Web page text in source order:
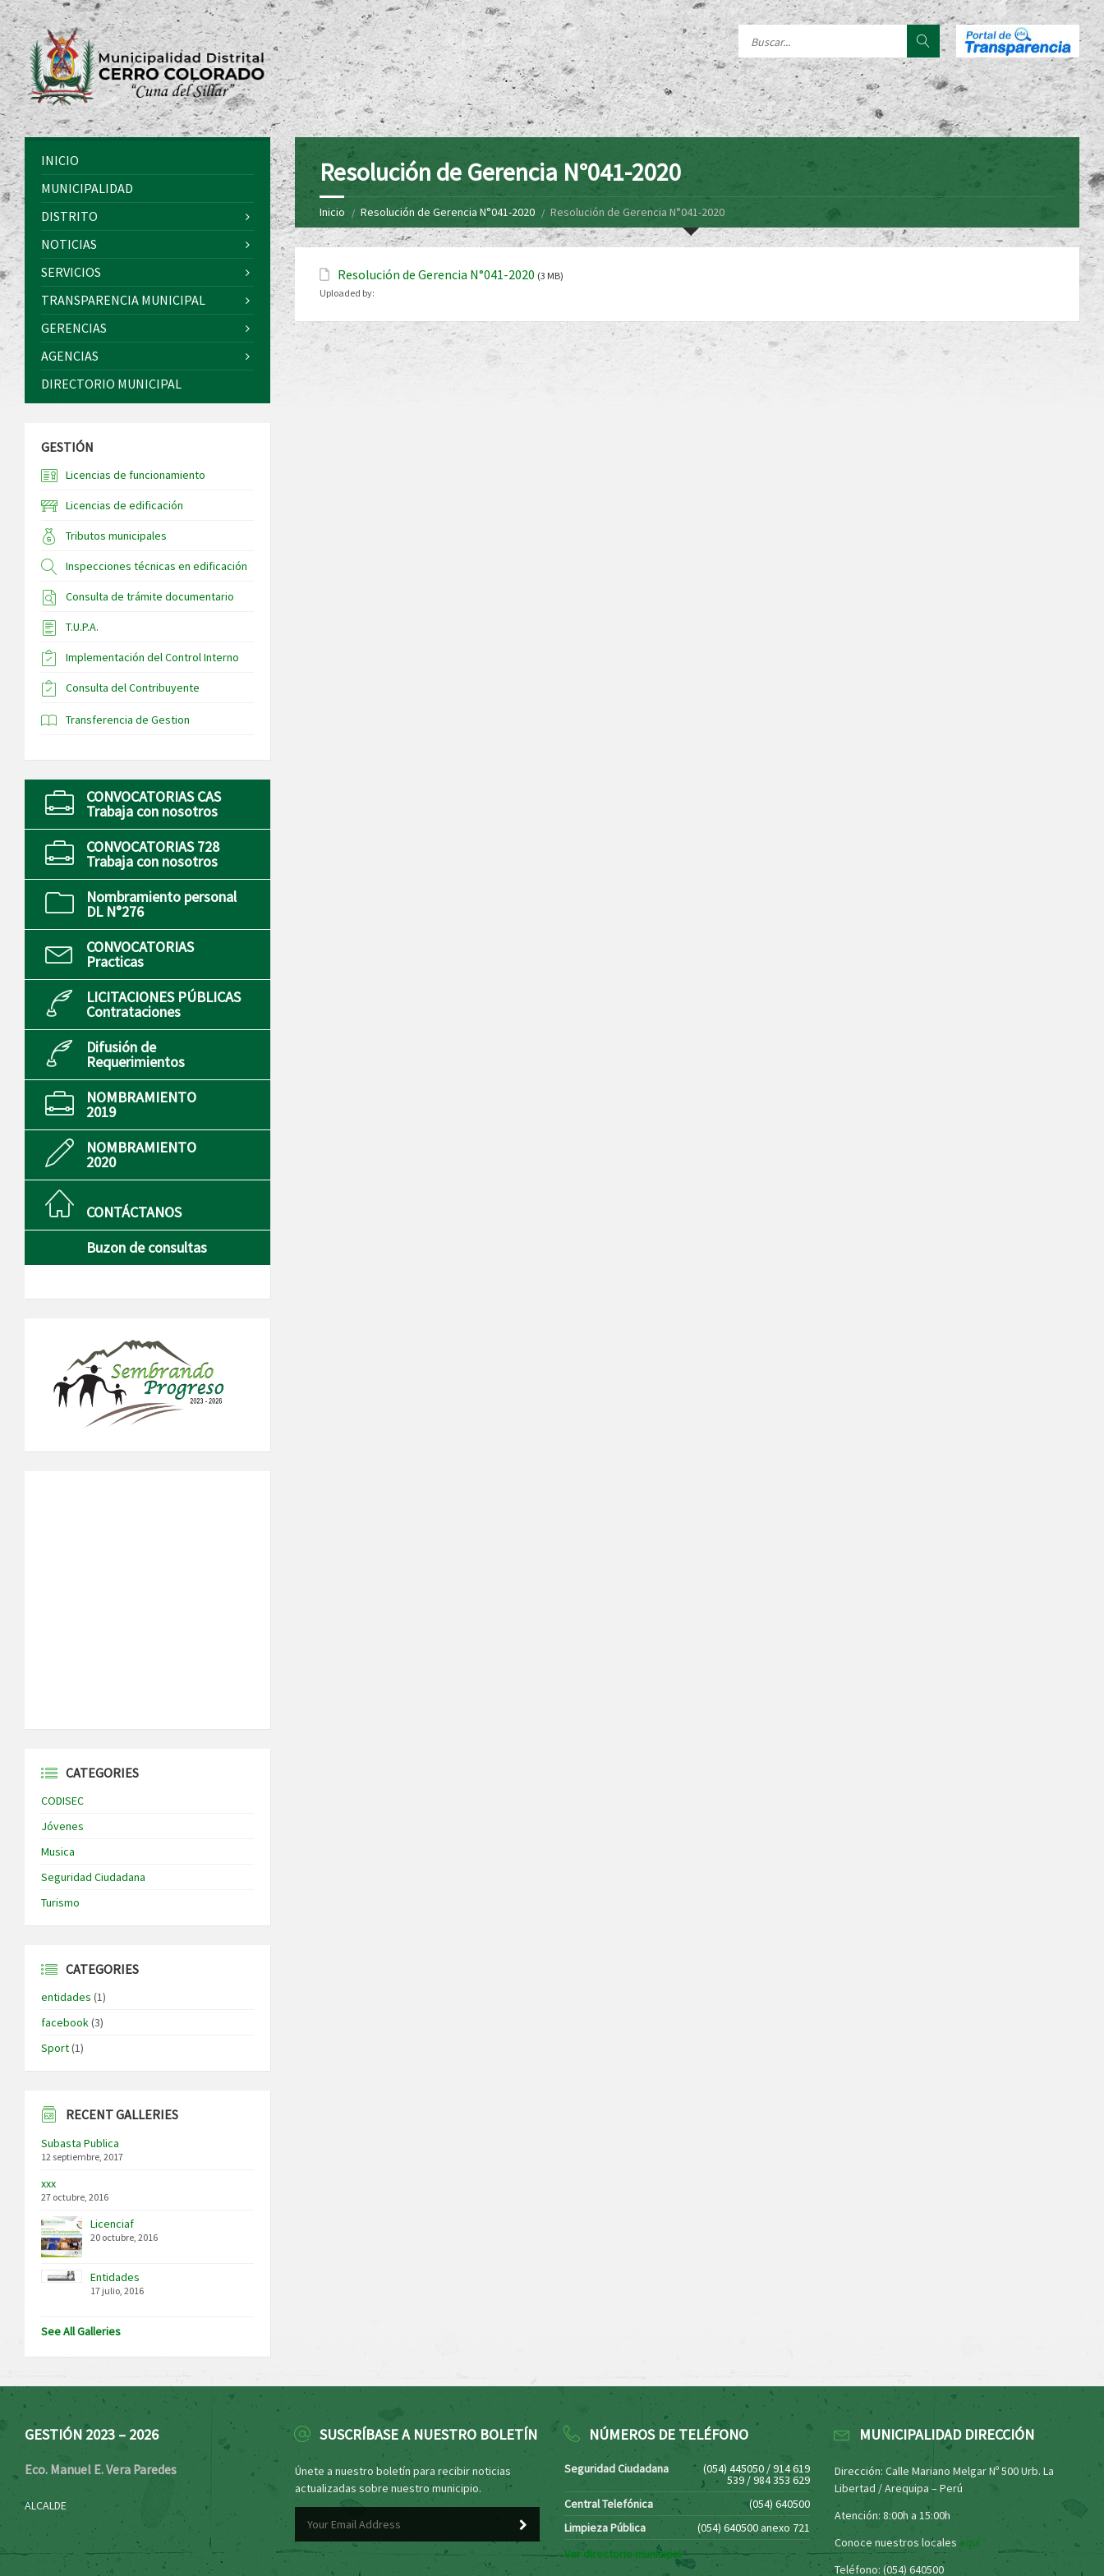
Resolución de Gerencia N°041-2020
Inicio Resolución de Gerencia N°041-2020 Resolución de Gerencia N°041-2020
Resolución de Gerencia N°041-2020 (3 MB)
Uploaded by:
INICIO
MUNICIPALIDAD
DISTRITO
NOTICIAS
SERVICIOS
TRANSPARENCIA MUNICIPAL
GERENCIAS
AGENCIAS
DIRECTORIO MUNICIPAL
GESTIÓN
Licencias de funcionamiento
Licencias de edificación
Tributos municipales
Inspecciones técnicas en edificación
Consulta de trámite documentario
T.U.P.A.
Implementación del Control Interno
Consulta del Contribuyente
Transferencia de Gestion
CONVOCATORIAS CAS
Trabaja con nosotros
CONVOCATORIAS 728
Trabaja con nosotros
Nombramiento personal
DL N°276
CONVOCATORIAS
Practicas
LICITACIONES PÚBLICAS
Contrataciones
Difusión de
Requerimientos
NOMBRAMIENTO
2019
NOMBRAMIENTO
2020
CONTÁCTANOS
Buzon de consultas
CATEGORIES
CODISEC
Jóvenes
Musica
Seguridad Ciudadana
Turismo
CATEGORIES
entidades (1)
facebook(3)
Sport(1)
RECENT GALLERIES
Subasta Publica
12 septiembre, 2017
xxx
27 octubre, 2016
Licenciaf
20 octubre, 2016
Entidades
17 julio, 2016
See All Galleries
GESTIÓN 2023 – 2026
Eco. Manuel E. Vera Paredes
ALCALDE
SUSCRÍBASE A NUESTRO BOLETÍN
Únete a nuestro boletín para recibir noticias
actualizadas sobre nuestro municipio.
NÚMEROS DE TELÉFONO
Seguridad Ciudadana (054) 445050 / 914 619
539 / 984 353 629
Central Telefónica
(054) 640500
Limpieza Pública
(054) 640500 anexo 721
Ver directorio municipal
MUNICIPALIDAD DIRECCIÓN
Dirección: Calle Mariano Melgar Nº 500 Urb. La
Libertad / Arequipa – Perú
Atención: 8:00h a 15:00h
Conoce nuestros locales aquí
Teléfono: (054) 640500